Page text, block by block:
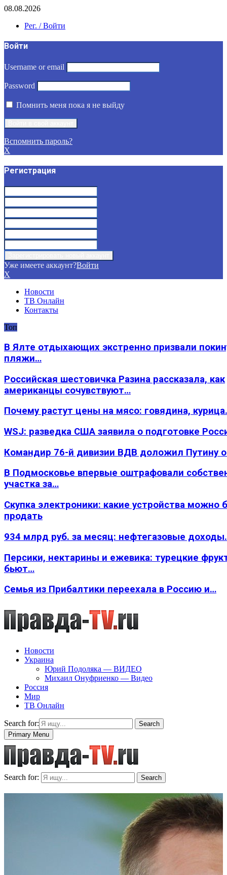
08.08.2026
Рег. / Войти
Войти
Username or email
Password
Помнить меня пока я не выйду
Вспомнить пароль?
X
Регистрация
Уже имеете аккаунт?Войти
X
Новости
ТВ Онлайн
Контакты
Топ
В Ялте отдыхающих экстренно призвали
пляжи…
Российская шестовичка Разина рассказала, как
американцы сочувствуют…
Почему растут цены на мясо: говядина,
WSJ: разведка США заявила о подготовке
Командир 76-й дивизии ВДВ доложил Путину
В Подмосковье впервые оштрафовали
участка за…
Скупка электроники: какие устройства можно
продать
934 млрд руб. за месяц: нефтегазовые
Персики, нектарины и ежевика: турецкие
бьют…
Семья из Прибалтики переехала в Россию и…
Новости
Украина
Юрий Подоляка — ВИДЕО
Михаил Онуфриенко — Видео
Россия
Мир
ТВ Онлайн
Search for:
Search
Primary Menu
Search for: Search